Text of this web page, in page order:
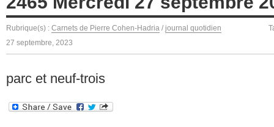
Rubrique(s) : Carnets de Pierre Cohen-Hadria / journal quotidien
27 septembre, 2023
parc et neuf-trois